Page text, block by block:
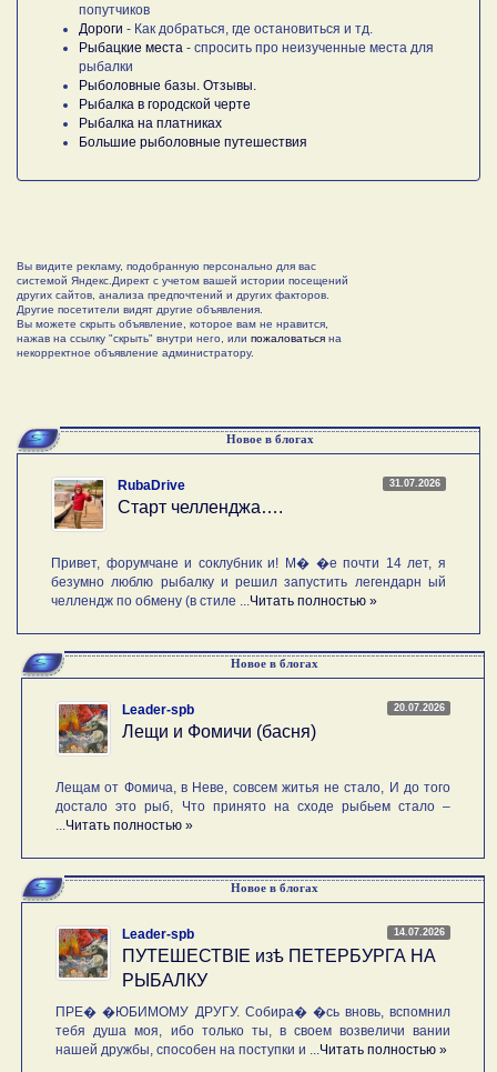
попутчиков
Дороги - Как добраться, где остановиться и тд.
Рыбацкие места - спросить про неизученные места для
рыбалки
Рыболовные базы. Отзывы.
Рыбалка в городской черте
Рыбалка на платниках
Большие рыболовные путешествия
Вы видите рекламу, подобранную персонально для вас
системой Яндекс.Директ с учетом вашей истории посещений
других сайтов, анализа предпочтений и других факторов.
Другие посетители видят другие объявления.
Вы можете скрыть объявление, которое вам не нравится,
нажав на ссылку "скрыть" внутри него, или пожаловаться на
некорректное объявление администратору.
Новое в блогах
31.07.2026
RubaDrive
Старт челленджа….
Привет, форумчане и соклубник и! М� �е почти 14 лет, я
безумно люблю рыбалку и решил запустить легендарн ый
челлендж по обмену (в стиле ... Читать полностью »
Новое в блогах
20.07.2026
Leader-spb
Лещи и Фомичи (басня)
Лещам от Фомича, в Неве, совсем житья не стало, И до того
достало это рыб, Что принято на сходе рыбьем стало –
Читать полностью »
Новое в блогах
14.07.2026
Leader-spb
ПУТЕШЕСТВIE изѣ ПЕТЕРБУРГА НА
РЫБАЛКУ
ПРЕ� �ЮБИМОМУ ДРУГУ. Собира� �сь вновь, вспомнил
тебя душа моя, ибо только ты, в своем возвеличи вании
нашей дружбы, способен на поступки и ... Читать полностью »